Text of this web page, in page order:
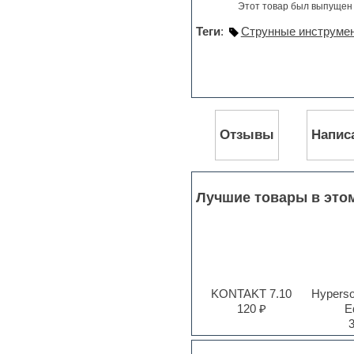
Этот товар был выпущен
Теги: Струнные
Отзывы
Лучшие товары в
KONTAKT 7.10
120 ₽